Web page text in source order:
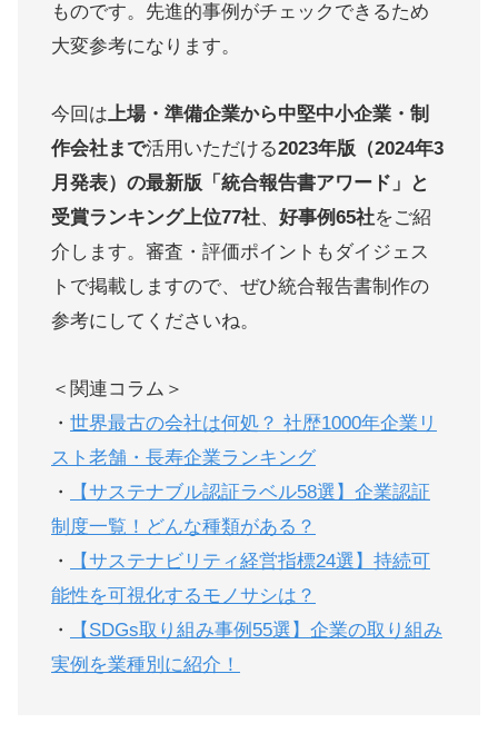
ものです。先進的事例がチェックできるため
大変参考になります。
今回は上場・準備企業から中堅中小企業・制
作会社まで活用いただける2023年版（2024年3
月発表）の最新版「 統合報告書アワード」と
受賞ランキング上位77社、 好事例65社をご紹
介します。審査・評価ポイントもダイジェス
トで掲載しますので、ぜひ統合報告書制作の
参考にしてくださいね。
＜関連コラム＞
・ 世界最古の会社は何処？ 社歴1000年企業リ
スト老舗・長寿企業ランキング
・
【サステナブル認証ラベル58選】企業認証
制度一覧！どんな種類がある？
・
【サステナビリティ経営指標24選】持続可
能性を可視化するモノサシは？
・
【SDGs取り組み事例55選】企業の取り組み
実例を業種別に紹介！